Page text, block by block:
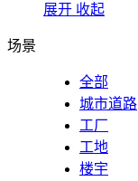
展开 收起
场景
全部
城市道路
工厂
工地
楼宇